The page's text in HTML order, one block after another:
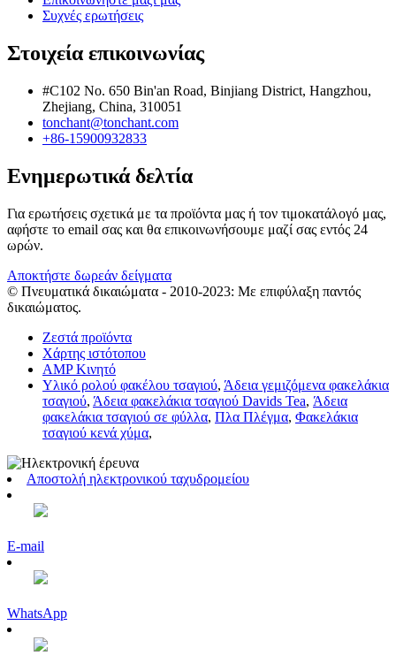
Συχνές ερωτήσεις
Στοιχεία επικοινωνίας
#C102 No. 650 Bin'an Road, Binjiang District, Hangzhou,
Zhejiang, China, 310051
tonchant@tonchant.com
+86-15900932833
Ενημερωτικά δελτία
Για ερωτήσεις σχετικά με τα προϊόντα μας ή τον τιμοκατάλογό μας,
αφήστε το email σας και θα επικοινωνήσουμε μαζί σας εντός 24
ωρών.
Αποκτήστε δωρεάν δείγματα
© Πνευματικά δικαιώματα - 2010-2023: Με επιφύλαξη παντός
δικαιώματος.
Ζεστά προϊόντα
Χάρτης ιστότοπου
AMP Κινητό
Υλικό ρολού φακέλου τσαγιού, Άδεια γεμιζόμενα φακελάκια
τσαγιού, Άδεια φακελάκια τσαγιού Davids Tea, Άδεια
φακελάκια τσαγιού σε φύλλα, Πλα Πλέγμα, Φακελάκια
τσαγιού κενά χύμα,
Αποστολή ηλεκτρονικού ταχυδρομείου
E-mail
WhatsApp